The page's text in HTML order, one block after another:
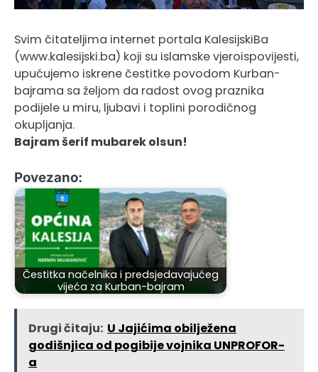
Svim čitateljima internet portala KalesijskiBa
(www.kalesijski.ba) koji su islamske vjeroispovijesti,
upućujemo iskrene čestitke povodom Kurban-
bajrama sa željom da radost ovog praznika
podijele u miru, ljubavi i toplini porodičnog
okupljanja.
Bajram šerif mubarek olsun!
Povezano:
Čestitka načelnika i predsjedavajućeg
vijeća za Kurban-bajram
Drugi čitaju: U Jajićima obilježena
godišnjica od pogibije vojnika UNPROFOR-
a